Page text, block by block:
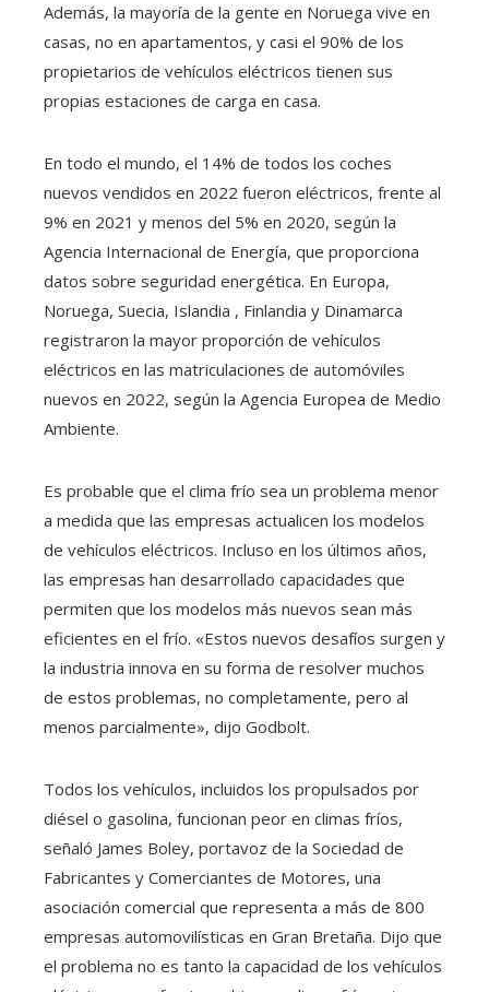
Además, la mayoría de la gente en Noruega vive en
casas, no en apartamentos, y casi el 90% de los
propietarios de vehículos eléctricos tienen sus
propias estaciones de carga en casa.
En todo el mundo, el 14% de todos los coches
nuevos vendidos en 2022 fueron eléctricos, frente al
9% en 2021 y menos del 5% en 2020, según la
Agencia Internacional de Energía, que proporciona
datos sobre seguridad energética. En Europa,
Noruega, Suecia, Islandia , Finlandia y Dinamarca
registraron la mayor proporción de vehículos
eléctricos en las matriculaciones de automóviles
nuevos en 2022, según la Agencia Europea de Medio
Ambiente.
Es probable que el clima frío sea un problema menor
a medida que las empresas actualicen los modelos
de vehículos eléctricos. Incluso en los últimos años,
las empresas han desarrollado capacidades que
permiten que los modelos más nuevos sean más
eficientes en el frío. «Estos nuevos desafíos surgen y
la industria innova en su forma de resolver muchos
de estos problemas, no completamente, pero al
menos parcialmente», dijo Godbolt.
Todos los vehículos, incluidos los propulsados ​​por
diésel o gasolina, funcionan peor en climas fríos,
señaló James Boley, portavoz de la Sociedad de
Fabricantes y Comerciantes de Motores, una
asociación comercial que representa a más de 800
empresas automovilísticas en Gran Bretaña. Dijo que
el problema no es tanto la capacidad de los vehículos